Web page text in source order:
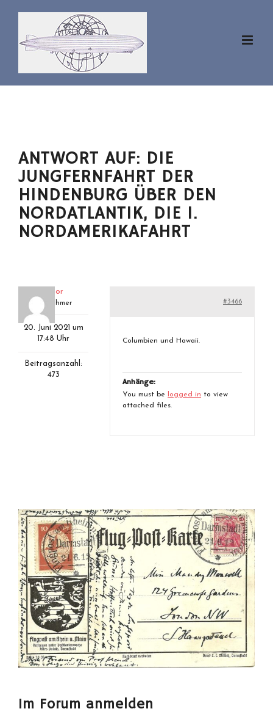
springen
ANTWORT AUF: DIE
JUNGFERNFAHRT DER
HINDENBURG ÜBER DEN
NORDATLANTIK, DIE 1.
NORDAMERIKAFAHRT
aviator
Teilnehmer
20. Juni 2021 um
17:48 Uhr
Beitragsanzahl:
473
#3466
Columbien und Hawaii.
Anhänge:
You must be logged in to view
attached files.
Im Forum anmelden